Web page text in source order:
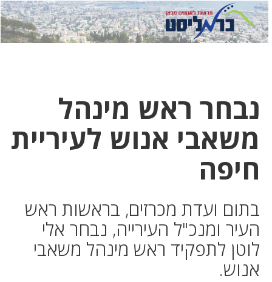
לחץ
כאן
לחץ
כדי
נבחר ראש מינהל
משאבי אנוש לעיריית
חיפה
בתום ועדת מכרזים, בראשות ראש
העיר ומנכ"ל העירייה, נבחר אלי
לוטן לתפקיד ראש מינהל משאבי
אנוש.